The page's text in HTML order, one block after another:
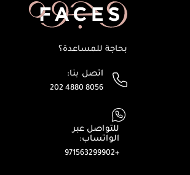
بحاجة للمساعدة؟
اتصل بنا:
202 4880 8056
للتواصل عبر
الواتساب:
+971563299902